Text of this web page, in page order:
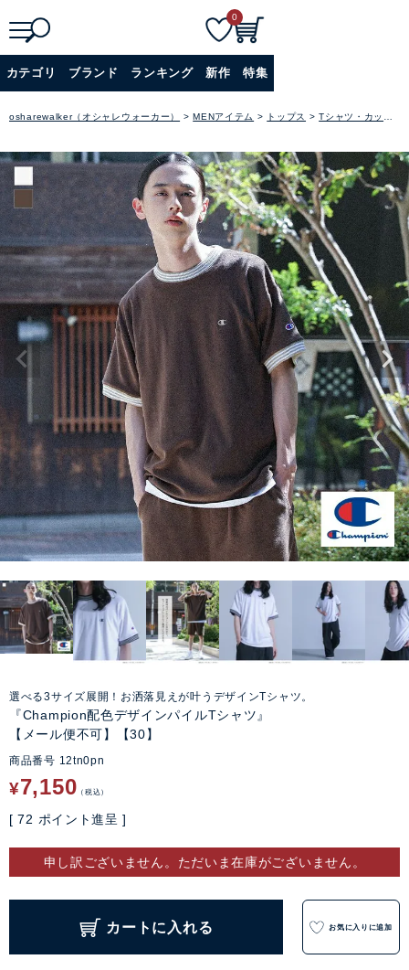
詳細検索
0
カテゴリ ブランド ランキング 新作 特集
osharewalker（オシャレウォーカー） MENアイテム トップス Tシャツ・カットソー
選べる3サイズ展開！お洒落見えが叶うデザインTシャツ。
『Champion配色デザインパイルTシャツ』
【メール便不可】【30】
商品番号 12tn0pn
¥7,150 税込
[ 72 ポイント進呈 ]
申し訳ございません。ただいま在庫がございません。
カートに入れる お気に入りに追加